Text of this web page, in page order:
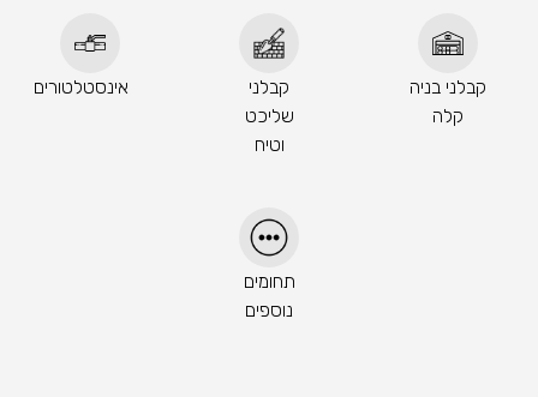
קבלני בניה
קלה
קבלני
שליכט
וטיח
אינסטלטורים
תחומים
נוספים